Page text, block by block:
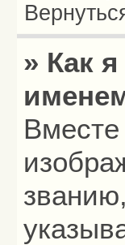
» Как
Вместе